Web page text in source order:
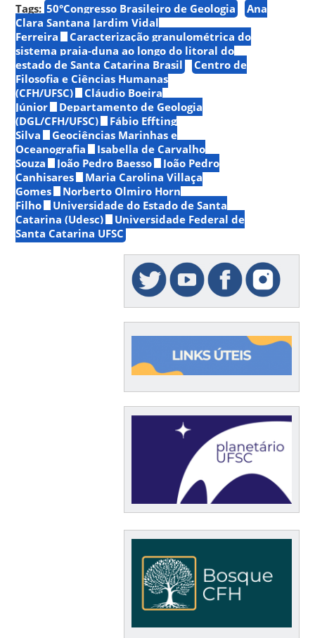
Tags: 50°Congresso Brasileiro de Geologia
Ana
Clara Santana Jardim Vidal
Ferreira
Caracterização granulométrica do
sistema praia-duna ao longo do litoral do
estado de Santa Catarina Brasil
Centro de
Filosofia e Ciências Humanas
(CFH/UFSC)
Cláudio Boeira
Júnior
Departamento de Geologia
(DGL/CFH/UFSC)
Fábio Effting
Silva
Geociências Marinhas e
Oceanografia
Isabella de Carvalho
Souza
João Pedro Baesso
João Pedro
Canhisares
Maria Carolina Villaça
Gomes
Norberto Olmiro Horn
Filho
Universidade do Estado de Santa
Catarina (Udesc)
Universidade Federal de
Santa Catarina UFSC